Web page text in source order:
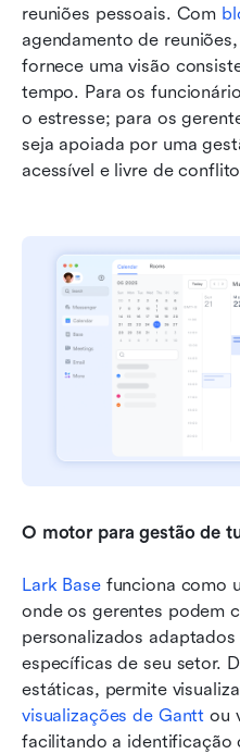
reuniões pessoais. Com
agendamento de
fornece uma visão
tempo. Para os
o estresse; para os
seja apoiada por uma
acessível e livre de
O motor para gestão de
Lark Base funciona como
onde os gerentes podem
personalizados adaptados
específicas de seu setor.
visualizações de Gantt ou
facilitando a identificação